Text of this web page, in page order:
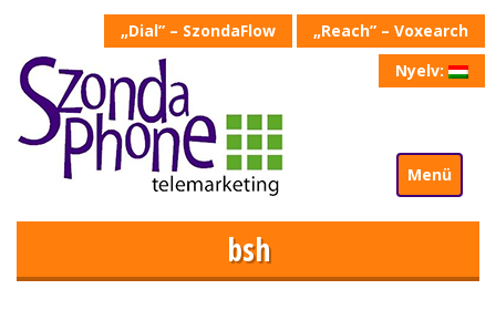
„Dial” – SzondaFlow
„Reach” – Voxearch
Nyelv:
Menü
bsh